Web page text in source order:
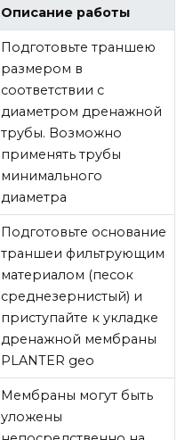
Описание работы
Подготовьте траншею
размером в
соответствии с
диаметром дренажной
трубы. Возможно
применять трубы
минимального
диаметра
Подготовьте основание
траншеи фильтрующим
материалом (песок
среднезернистый) и
приступайте к укладке
дренажной мембраны
PLANTER geo
Мембраны могут быть
уложены